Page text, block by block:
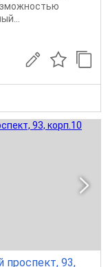
проспект, 93,